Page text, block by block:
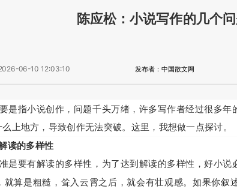
陈应松：小说写作的几个
06-10 12:03:10 发布者：中国散文网
是指小说创作，问题千头万绪，许多写作者经过很多
上地方，导致创作无法突破。这里，我想做一点探讨。
读的多样性
是要有解读的多样性，为了达到解读的多样性，好小
就算是粗糙，耸入云霄之后，就会有壮观感。如果你叙